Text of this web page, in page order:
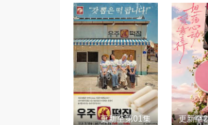
更新至第01集